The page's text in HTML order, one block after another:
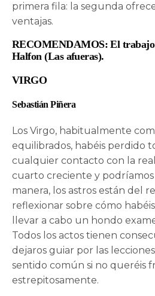
primera fila: la segunda
ventajas.
RECOMENDAMOS: El trabajo
Halfon (Las afueras).
VIRGO
Sebastián Piñera
Los Virgo, habitualmente
equilibrados, habéis perdido
cualquier contacto con la
cuarto creciente y
manera, los astros están del
reflexionar sobre cómo
llevar a cabo un hondo
Todos los actos tienen
dejaros guiar por las
sentido común si no queréis
estrepitosamente.